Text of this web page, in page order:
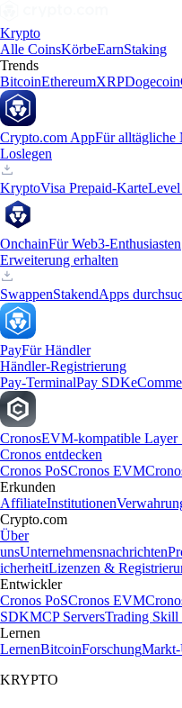
Krypto
Alle CoinsKörbeEarnStaking
Trends
BitcoinEthereumXRPDogecoin
Crypto.com AppFür alltägliche
Loslegen
KryptoVisa Prepaid-Karte
OnchainFür Web3-Enthusiasten
Erweiterung erhalten
SwappenStakendApps
PayFür Händler
Händler-Registrierung
Pay-TerminalPay SDK
CronosEVM-kompatible Layer
Cronos entdecken
Cronos PoSCronos EVM
Erkunden
AffiliateInstitutionen
Crypto.com
Über
unsUnternehmensnachrichten
icherheitLizenzen &
Entwickler
Cronos PoSCronos EVM
SDKMCP ServersTrading Skill
Lernen
LernenBitcoinForschungMarkt-
KRYPTO